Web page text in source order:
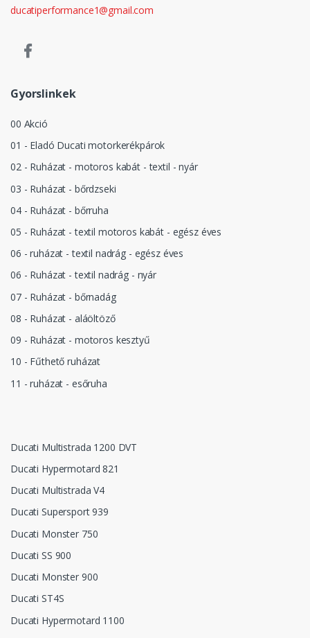
ducatiperformance1@gmail.com
Gyorslinkek
00 Akció
01 - Eladó Ducati motorkerékpárok
02 - Ruházat - motoros kabát - textil - nyár
03 - Ruházat - bőrdzseki
04 - Ruházat - bőrruha
05 - Ruházat - textil motoros kabát - egész éves
06 - ruházat - textil nadrág - egész éves
06 - Ruházat - textil nadrág - nyár
07 - Ruházat - bőrnadág
08 - Ruházat - aláöltöző
09 - Ruházat - motoros kesztyű
10 - Fűthető ruházat
11 - ruházat - esőruha
Ducati Multistrada 1200 DVT
Ducati Hypermotard 821
Ducati Multistrada V4
Ducati Supersport 939
Ducati Monster 750
Ducati SS 900
Ducati Monster 900
Ducati ST4S
Ducati Hypermotard 1100